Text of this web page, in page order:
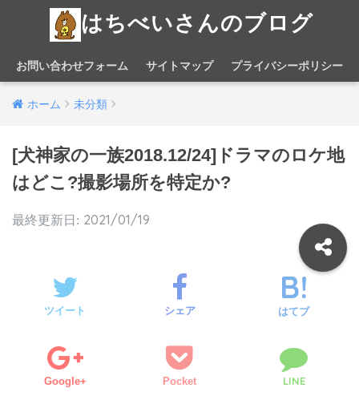
はちべいさんのブログ
お問い合わせフォーム サイトマップ プライバシーポリシー
ホーム 未分類
[犬神家の一族2018.12/24]ドラマのロケ地
はどこ?撮影場所を特定か?
2021/01/19
ツイート シェア はてブ
Google+ Pocket LINE